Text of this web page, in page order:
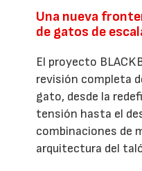
Una nueva
de gatos de
El proyecto
revisión completa
gato, desde la
tensión hasta el
combinaciones de
arquitectura del